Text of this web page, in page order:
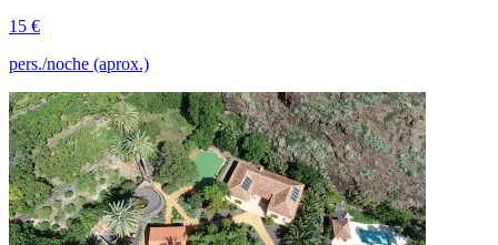
15 €
pers./noche (aprox.)